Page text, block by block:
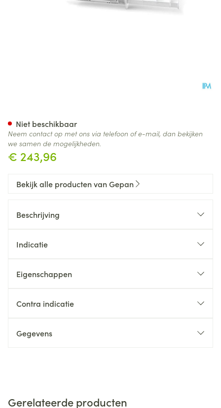
€ 243,96
Niet beschikbaar
Neem contact op met ons via telefoon of e-mail, dan bekijken
we samen de mogelijkheden.
Bekijk alle producten van Gepan
Beschrijving
Indicatie
Eigenschappen
Contra indicatie
Gegevens
Gerelateerde producten